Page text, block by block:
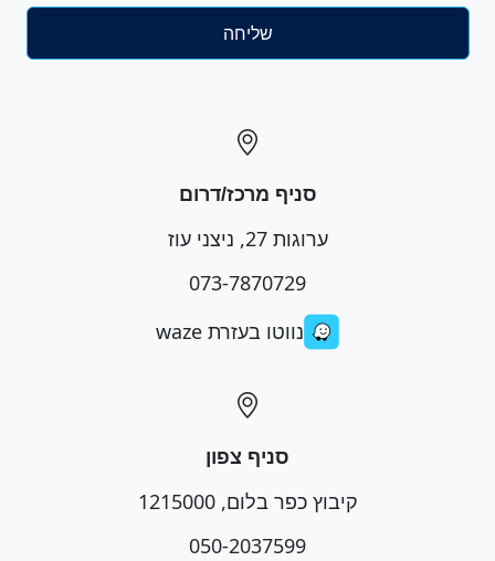
סניף מרכז/דרום
ערוגות 27, ניצני עוז
073-7870729
נווטו בעזרת waze
סניף צפון
קיבוץ כפר בלום, 1215000
050-2037599